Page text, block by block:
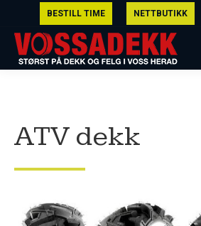
BESTILL TIME NETTBUTIKK
ATV dekk